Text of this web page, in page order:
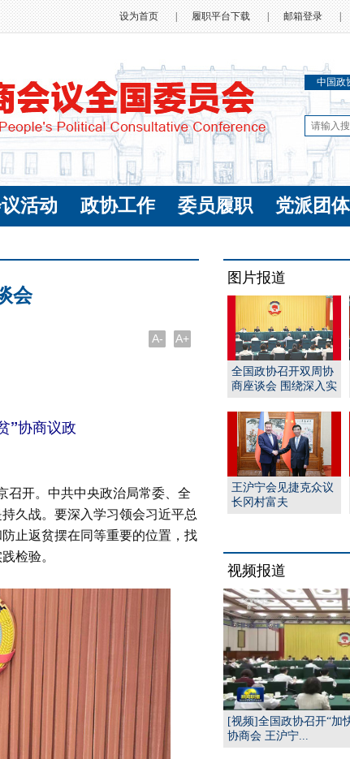
设为首页 履职平台下载 | 邮箱登录
中国政
活动 政协工作 委员履职 党派团体
会
A- A+
”协商议政
召开。中共中央政治局常委、全
久战。要深入学习领会习近平总
止返贫摆在同等重要的位置，找
检验。
图片报道
全国政协召开双周协
商座谈会 围绕深入实
动...
王沪宁会见捷克众议
长冈村富夫
视频报道
[视频]全国政协召开“加
协商会 王沪宁...